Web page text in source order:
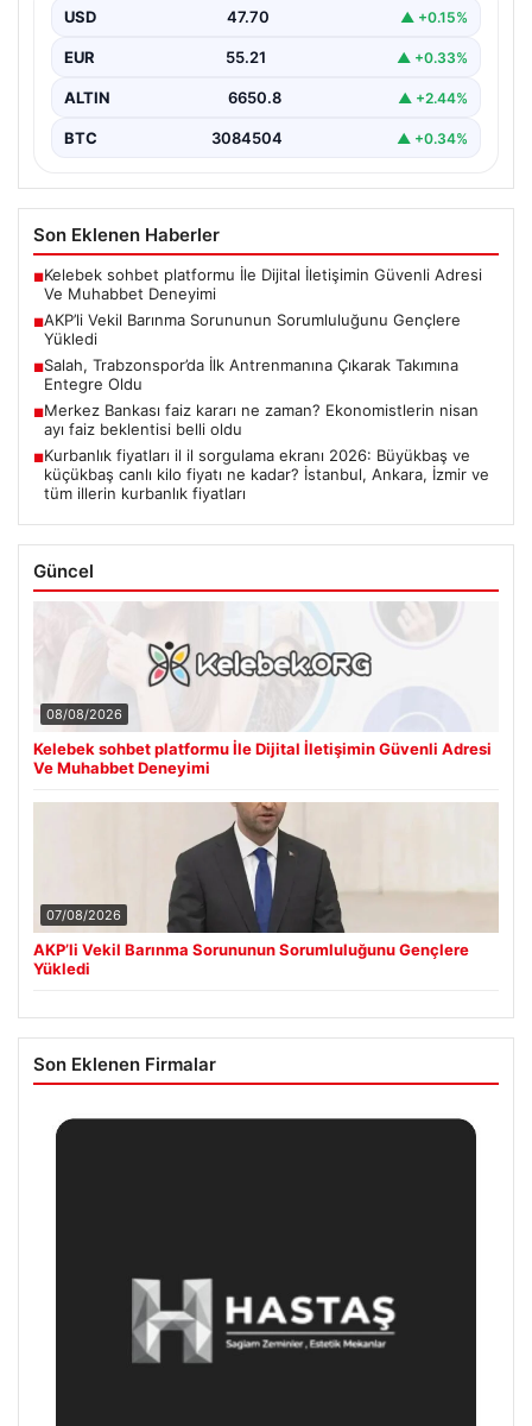
Kurulu'nda yapılan tartışmalarla bir kez daha gündeme…
USD 47.70 ▲ +0.15%
EUR 55.21 ▲ +0.33%
ALTIN 6650.8 ▲ +2.44%
BTC 3084504 ▲ +0.34%
Son Eklenen Haberler
■Kelebek sohbet platformu İle Dijital İletişimin Güvenli Adresi
Ve Muhabbet Deneyimi
■AKP’li Vekil Barınma Sorununun Sorumluluğunu Gençlere
Yükledi
■Salah, Trabzonspor’da İlk Antrenmanına Çıkarak Takımına
Entegre Oldu
■Merkez Bankası faiz kararı ne zaman? Ekonomistlerin nisan
ayı faiz beklentisi belli oldu
■Kurbanlık fiyatları il il sorgulama ekranı 2026: Büyükbaş ve
küçükbaş canlı kilo fiyatı ne kadar? İstanbul, Ankara, İzmir ve
tüm illerin kurbanlık fiyatları
Güncel
08/08/2026
Kelebek sohbet platformu İle Dijital İletişimin Güvenli Adresi
Ve Muhabbet Deneyimi
07/08/2026
AKP’li Vekil Barınma Sorununun Sorumluluğunu Gençlere
Yükledi
Son Eklenen Firmalar